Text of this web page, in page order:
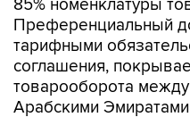
85% номенклатуры
Преференциальный
тарифными
соглашения,
товарооборота
Арабскими